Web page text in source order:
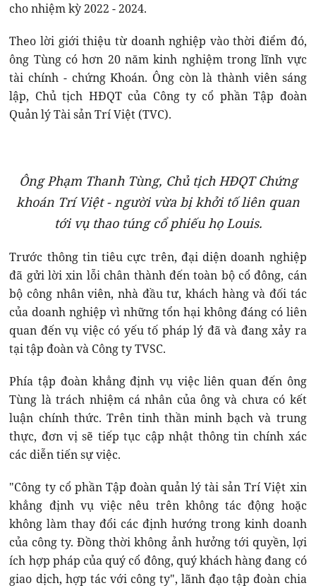
cho nhiệm kỳ 2022 - 2024.
Theo lời giới thiệu từ doanh nghiệp vào thời điểm đó,
ông Tùng có hơn 20 năm kinh nghiệm trong lĩnh vực
tài chính - chứng Khoán. Ông còn là thành viên sáng
lập, Chủ tịch HĐQT của Công ty cổ phần Tập đoàn
Quản lý Tài sản Trí Việt (TVC).
Ông Phạm Thanh Tùng, Chủ tịch HĐQT Chứng
khoán Trí Việt - người vừa bị khởi tố liên quan
tới vụ thao túng cổ phiếu họ Louis.
Trước thông tin tiêu cực trên, đại diện doanh nghiệp
đã gửi lời xin lỗi chân thành đến toàn bộ cổ đông, cán
bộ công nhân viên, nhà đầu tư, khách hàng và đối tác
của doanh nghiệp vì những tổn hại không đáng có liên
quan đến vụ việc có yếu tố pháp lý đã và đang xảy ra
tại tập đoàn và Công ty TVSC.
Phía tập đoàn khẳng định vụ việc liên quan đến ông
Tùng là trách nhiệm cá nhân của ông và chưa có kết
luận chính thức. Trên tinh thần minh bạch và trung
thực, đơn vị sẽ tiếp tục cập nhật thông tin chính xác
các diễn tiến sự việc.
"Công ty cổ phần Tập đoàn quản lý tài sản Trí Việt xin
khẳng định vụ việc nêu trên không tác động hoặc
không làm thay đổi các định hướng trong kinh doanh
của công ty. Đồng thời không ảnh hưởng tới quyền, lợi
ích hợp pháp của quý cổ đông, quý khách hàng đang có
giao dịch, hợp tác với công ty", lãnh đạo tập đoàn chia